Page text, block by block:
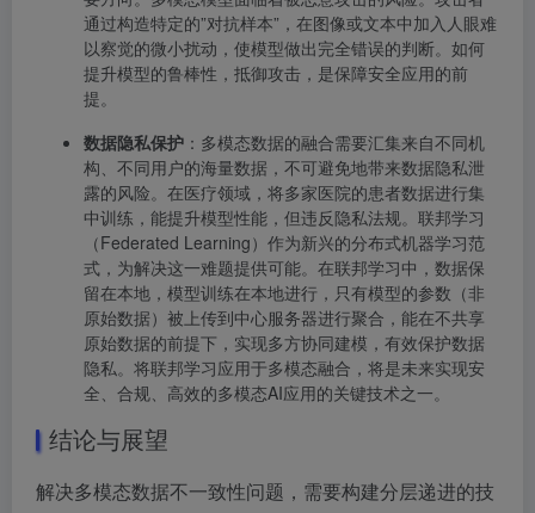
通过构造特定的”对抗样本”，在图像或文本中加入人眼难
以察觉的微小扰动，使模型做出完全错误的判断。如何
提升模型的鲁棒性，抵御攻击，是保障安全应用的前
提。
数据隐私保护 ：多模态数据的融合需要汇集来自不同机
构、不同用户的海量数据，不可避免地带来数据隐私泄
露的风险。在医疗领域，将多家医院的患者数据进行集
中训练，能提升模型性能，但违反隐私法规。联邦学习
（Federated Learning）作为新兴的分布式机器学习范
式，为解决这一难题提供可能。在联邦学习中，数据保
留在本地，模型训练在本地进行，只有模型的参数（非
原始数据）被上传到中心服务器进行聚合，能在不共享
原始数据的前提下，实现多方协同建模，有效保护数据
隐私。将联邦学习应用于多模态融合，将是未来实现安
全、合规、高效的多模态AI应用的关键技术之一。
结论与展望
解决多模态数据不一致性问题，需要构建分层递进的技